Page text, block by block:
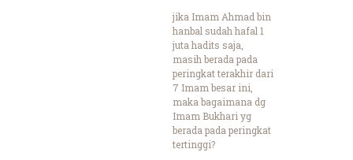
jika Imam Ahmad bin
hanbal sudah hafal 1
juta hadits saja,
masih berada pada
peringkat terakhir dari
7 Imam besar ini,
maka bagaimana dg
Imam Bukhari yg
berada pada peringkat
tertinggi?